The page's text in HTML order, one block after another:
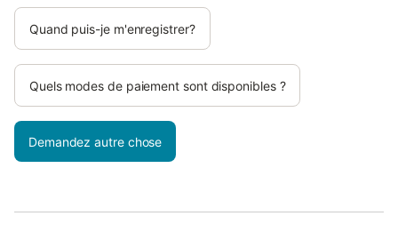
Quand puis-je m'enregistrer?
Quels modes de paiement sont disponibles ?
Demandez autre chose